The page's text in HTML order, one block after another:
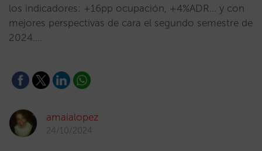
los indicadores: +16pp ocupación, +4%ADR... y con
mejores perspectivas de cara el segundo semestre de
2024.…
amaialopez
24/10/2024